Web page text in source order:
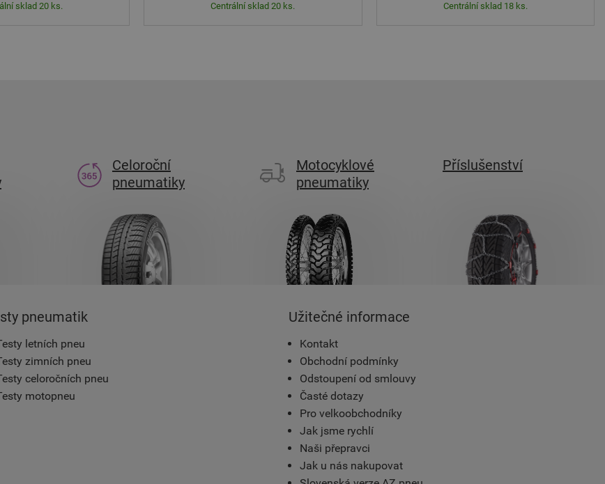
sklad 20 ks.
Centrální sklad 20 ks.
Centrální sklad 18 ks.
Celoroční
pneumatiky
Motocyklové
pneumatiky
Příslušenství
pneumatik
letních pneu
zimních pneu
celoročních pneu
motopneu
Užitečné informace
Kontakt
Obchodní podmínky
Odstoupení od smlouvy
Časté dotazy
Pro velkoobchodníky
Jak jsme rychlí
Naši přepravci
Jak u nás nakupovat